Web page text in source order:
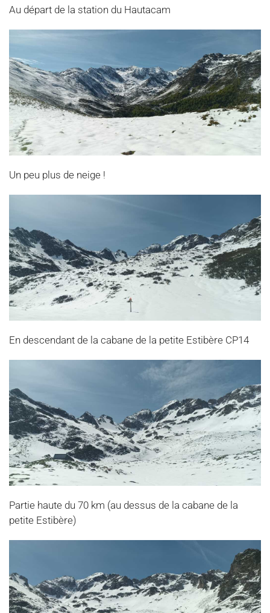
Au départ de la station du Hautacam
Un peu plus de neige !
En descendant de la cabane de la petite Estibère CP14
Partie haute du 70 km (au dessus de la cabane de la
petite Estibère)